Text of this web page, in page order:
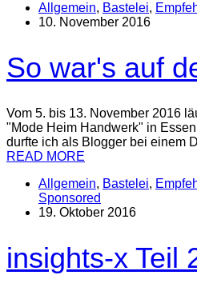
Allgemein, Bastelei,
10. November 2016
So war's auf
Vom 5. bis 13. November 2016
"Mode Heim Handwerk" in
durfte ich als Blogger bei einem
READ MORE
Allgemein, Bastelei,
Sponsored
19. Oktober 2016
insights-x Teil